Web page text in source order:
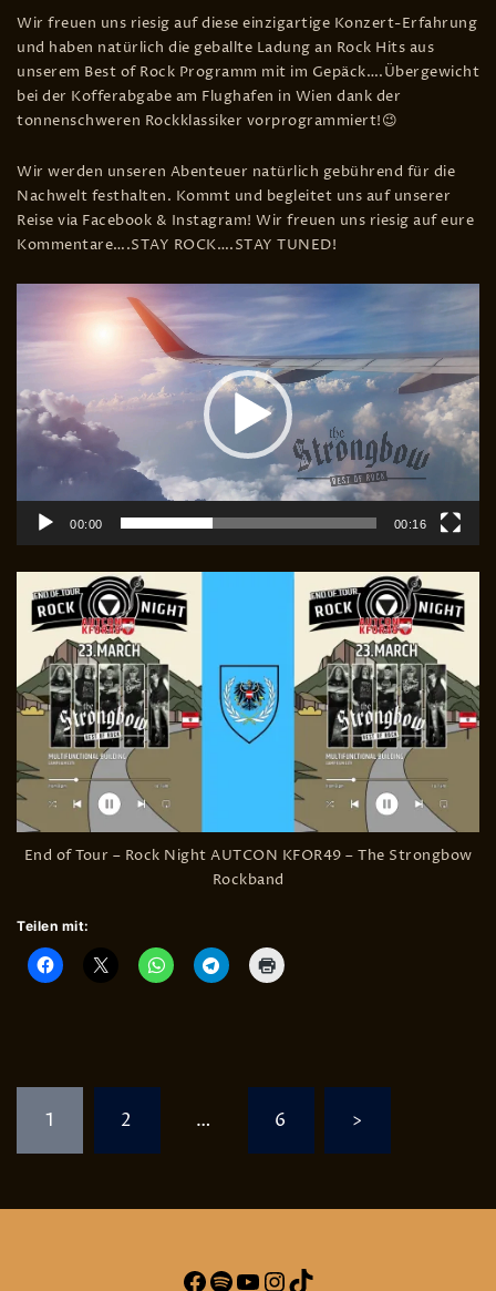
Wir freuen uns riesig auf diese einzigartige Konzert-Erfahrung
und haben natürlich die geballte Ladung an Rock Hits aus
unserem Best of Rock Programm mit im Gepäck….Übergewicht
bei der Kofferabgabe am Flughafen in Wien dank der
tonnenschweren Rockklassiker vorprogrammiert!😉
Wir werden unseren Abenteuer natürlich gebührend für die
Nachwelt festhalten. Kommt und begleitet uns auf unserer
Reise via Facebook & Instagram! Wir freuen uns riesig auf eure
Kommentare….STAY ROCK….STAY TUNED!
00:00 00:16
End of Tour – Rock Night AUTCON KFOR49 – The Strongbow
Rockband
Teilen mit:
der
Beiträge
1 2 … 6 >
Facebook
Spotify
YouTube
Instagram
TikTok